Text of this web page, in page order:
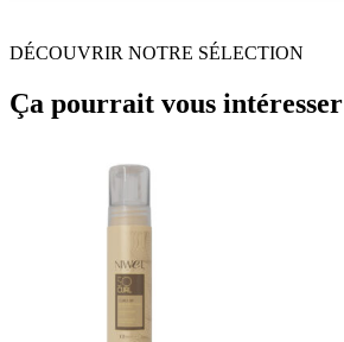
DÉCOUVRIR NOTRE SÉLECTION
Ça pourrait vous intéresser